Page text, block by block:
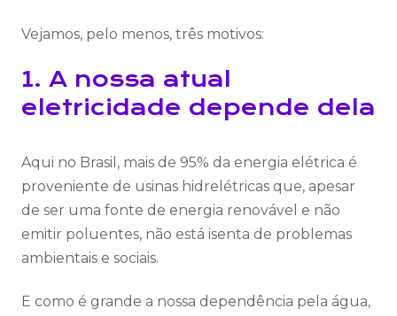
Vejamos, pelo menos, três motivos:
1. A nossa atual
eletricidade depende dela
Aqui no Brasil, mais de 95% da energia elétrica é
proveniente de usinas hidrelétricas que, apesar
de ser uma fonte de energia renovável e não
emitir poluentes, não está isenta de problemas
ambientais e sociais.
E como é grande a nossa dependência pela água,